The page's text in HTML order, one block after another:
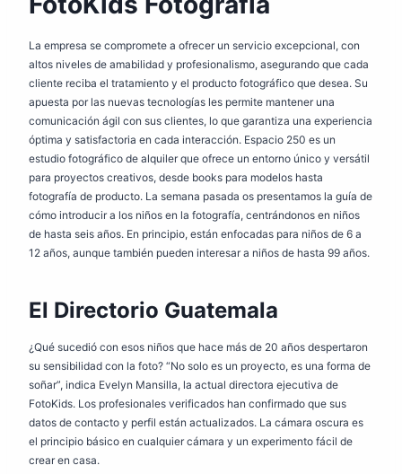
La empresa se compromete a ofrecer un servicio excepcional, con
altos niveles de amabilidad y profesionalismo, asegurando que cada
cliente reciba el tratamiento y el producto fotográfico que desea. Su
apuesta por las nuevas tecnologías les permite mantener una
comunicación ágil con sus clientes, lo que garantiza una experiencia
óptima y satisfactoria en cada interacción. Espacio 250 es un
estudio fotográfico de alquiler que ofrece un entorno único y versátil
para proyectos creativos, desde books para modelos hasta
fotografía de producto. La semana pasada os presentamos la guía de
cómo introducir a los niños en la fotografía, centrándonos en niños
de hasta seis años. En principio, están enfocadas para niños de 6 a
12 años, aunque también pueden interesar a niños de hasta 99 años.
El Directorio Guatemala
¿Qué sucedió con esos niños que hace más de 20 años despertaron
su sensibilidad con la foto? “No solo es un proyecto, es una forma de
soñar”, indica Evelyn Mansilla, la actual directora ejecutiva de
FotoKids. Los profesionales verificados han confirmado que sus
datos de contacto y perfil están actualizados. La cámara oscura es
el principio básico en cualquier cámara y un experimento fácil de
crear en casa.